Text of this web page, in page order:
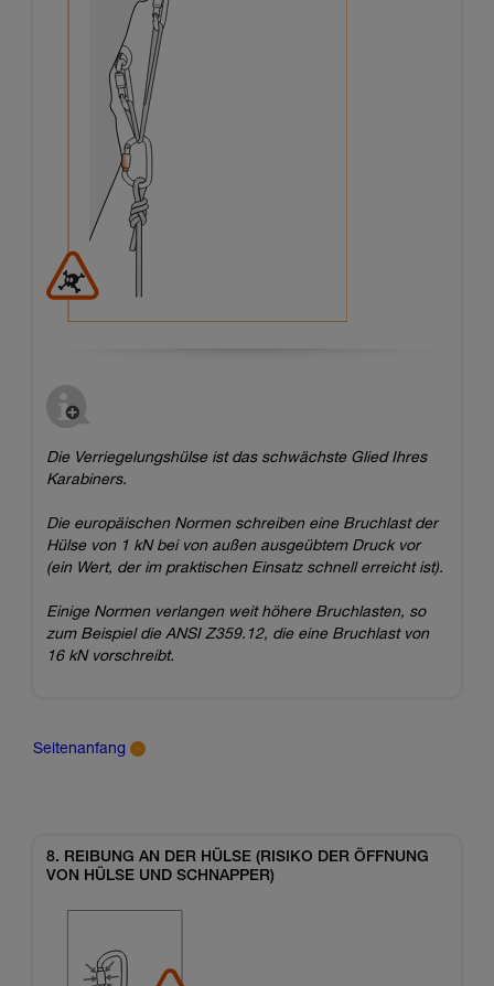
Die Verriegelungshülse ist das schwächste Glied Ihres
Karabiners.
Die europäischen Normen schreiben eine Bruchlast der
Hülse von 1 kN bei von außen ausgeübtem Druck vor
(ein Wert, der im praktischen Einsatz schnell erreicht ist).
Einige Normen verlangen weit höhere Bruchlasten, so
zum Beispiel die ANSI Z359.12, die eine Bruchlast von
16 kN vorschreibt.
Seitenanfang
8. REIBUNG AN DER HÜLSE (RISIKO DER ÖFFNUNG
VON HÜLSE UND SCHNAPPER)